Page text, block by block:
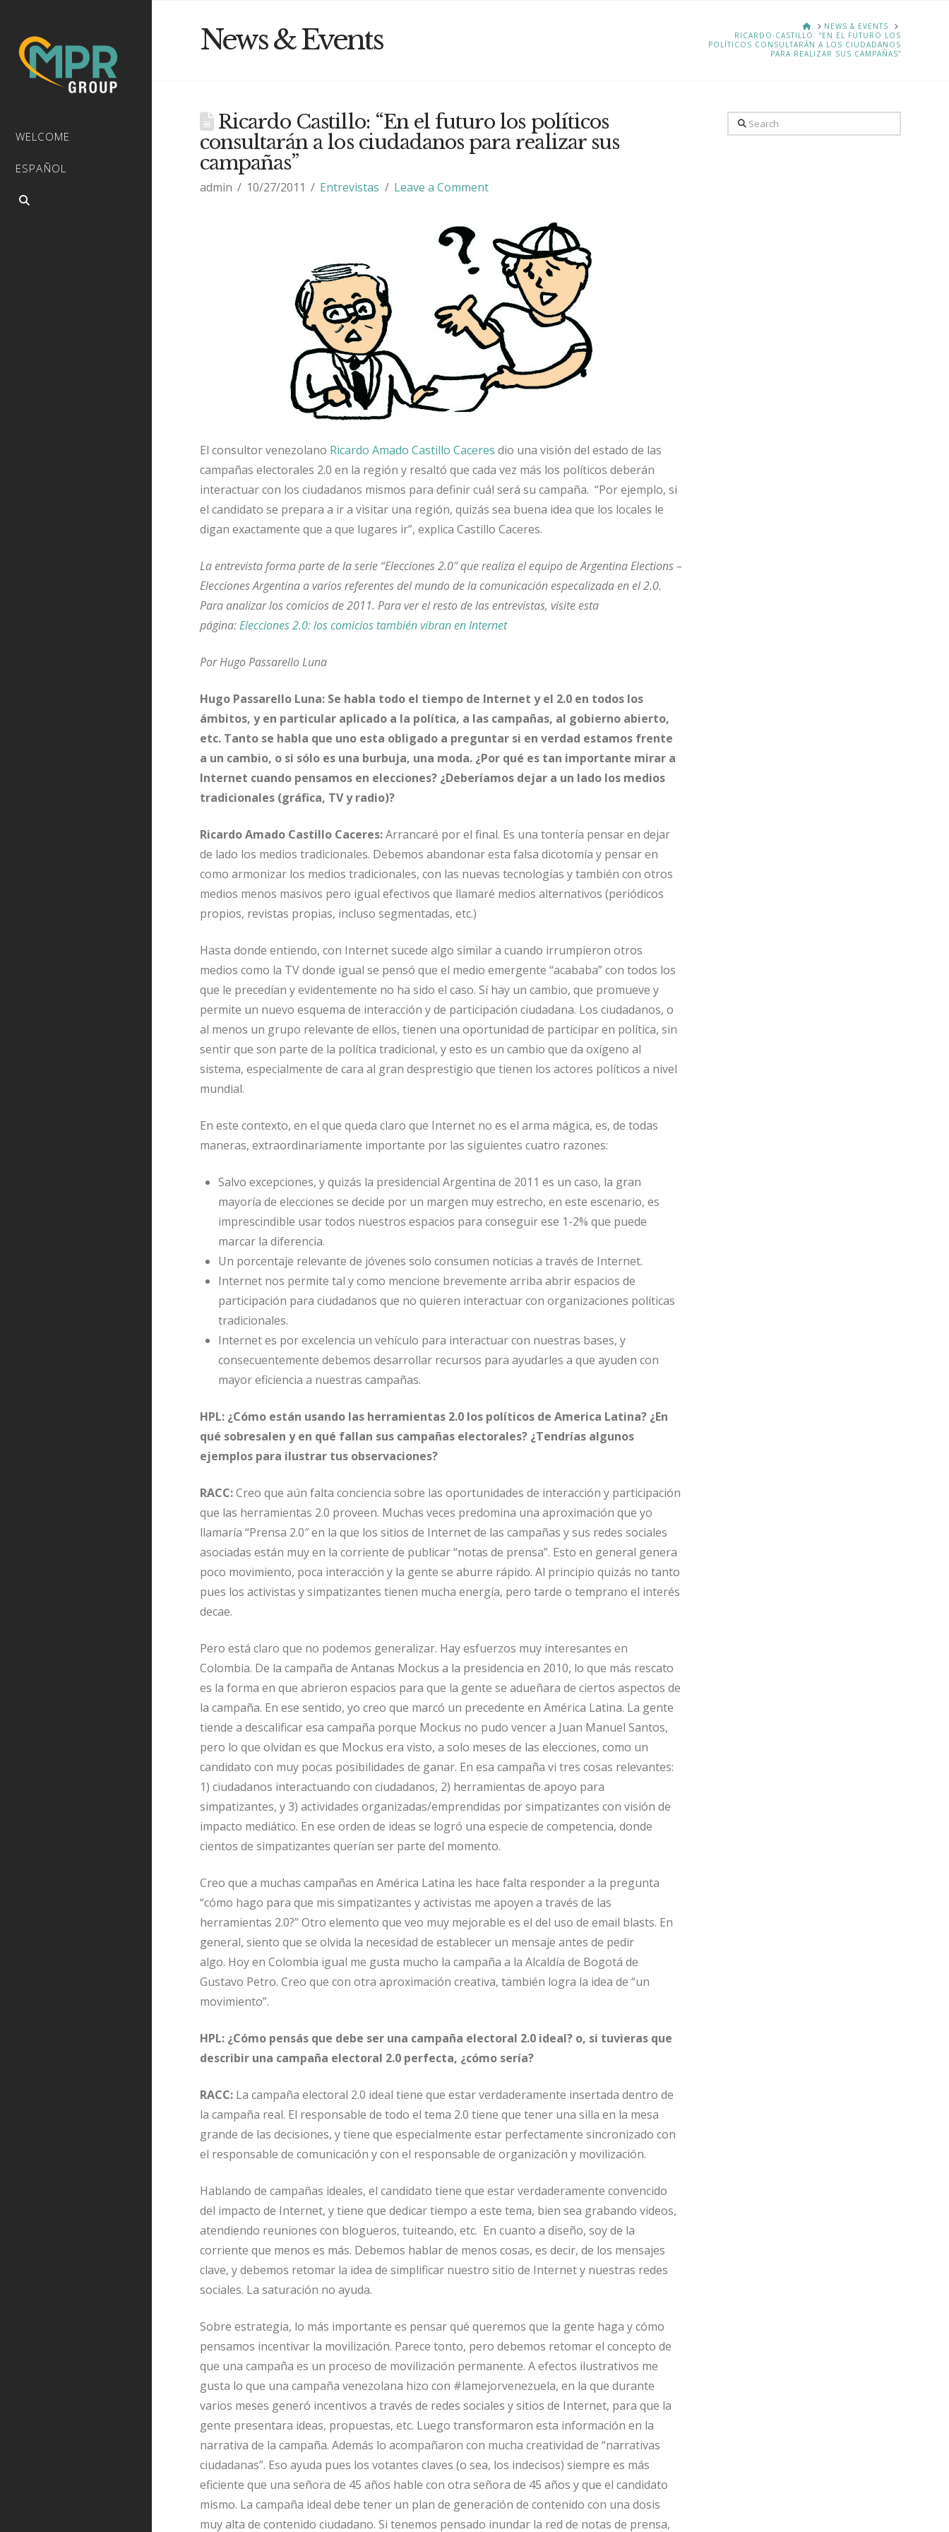
WELCOME
ESPAÑOL
News & Events HOMENEWS & EVENTS
RICARDO CASTILLO: “EN EL FUTURO LOS
POLÍTICOS CONSULTARÁN A LOS CIUDADANOS
PARA REALIZAR SUS CAMPAÑAS”
Ricardo Castillo: “En el futuro los políticos
consultarán a los ciudadanos para realizar sus
campañas”
admin 10/27/2011 Entrevistas Leave a Comment
El consultor venezolano Ricardo Amado Castillo Caceres dio una visión del estado de las
campañas electorales 2.0 en la región y resaltó que cada vez más los políticos deberán
interactuar con los ciudadanos mismos para definir cuál será su campaña. “Por ejemplo, si
el candidato se prepara a ir a visitar una región, quizás sea buena idea que los locales le
digan exactamente que a que lugares ir”, explica Castillo Caceres.
La entrevista forma parte de la serie “Elecciones 2.0″ que realiza el equipo de Argentina Elections –
Elecciones Argentina a varios referentes del mundo de la comunicación especalizada en el 2.0.
Para analizar los comicios de 2011. Para ver el resto de las entrevistas, visite esta
página:Elecciones 2.0: los comicios también vibran en Internet
Por Hugo Passarello Luna
Hugo Passarello Luna: Se habla todo el tiempo de Internet y el 2.0 en todos los
ámbitos, y en particular aplicado a la política, a las campañas, al gobierno abierto,
etc. Tanto se habla que uno esta obligado a preguntar si en verdad estamos frente
a un cambio, o si sólo es una burbuja, una moda. ¿Por qué es tan importante mirar a
Internet cuando pensamos en elecciones? ¿Deberíamos dejar a un lado los medios
tradicionales (gráfica, TV y radio)?
Ricardo Amado Castillo Caceres:Arrancaré por el final. Es una tontería pensar en dejar
de lado los medios tradicionales. Debemos abandonar esta falsa dicotomía y pensar en
como armonizar los medios tradicionales, con las nuevas tecnologías y también con otros
medios menos masivos pero igual efectivos que llamaré medios alternativos (periódicos
propios, revistas propias, incluso segmentadas, etc.)
Hasta donde entiendo, con Internet sucede algo similar a cuando irrumpieron otros
medios como la TV donde igual se pensó que el medio emergente “acababa” con todos los
que le precedían y evidentemente no ha sido el caso. Sí hay un cambio, que promueve y
permite un nuevo esquema de interacción y de participación ciudadana. Los ciudadanos, o
al menos un grupo relevante de ellos, tienen una oportunidad de participar en política, sin
sentir que son parte de la política tradicional, y esto es un cambio que da oxígeno al
sistema, especialmente de cara al gran desprestigio que tienen los actores políticos a nivel
mundial.
En este contexto, en el que queda claro que Internet no es el arma mágica, es, de todas
maneras, extraordinariamente importante por las siguientes cuatro razones:
Salvo excepciones, y quizás la presidencial Argentina de 2011 es un caso, la gran
mayoría de elecciones se decide por un margen muy estrecho, en este escenario, es
imprescindible usar todos nuestros espacios para conseguir ese 1-2% que puede
marcar la diferencia.
Un porcentaje relevante de jóvenes solo consumen noticias a través de Internet.
Internet nos permite tal y como mencione brevemente arriba abrir espacios de
participación para ciudadanos que no quieren interactuar con organizaciones políticas
tradicionales.
Internet es por excelencia un vehículo para interactuar con nuestras bases, y
consecuentemente debemos desarrollar recursos para ayudarles a que ayuden con
mayor eficiencia a nuestras campañas.
HPL: ¿Cómo están usando las herramientas 2.0 los políticos de America Latina? ¿En
qué sobresalen y en qué fallan sus campañas electorales? ¿Tendrías algunos
ejemplos para ilustrar tus observaciones?
RACC:Creo que aún falta conciencia sobre las oportunidades de interacción y participación
que las herramientas 2.0 proveen. Muchas veces predomina una aproximación que yo
llamaría “Prensa 2.0″ en la que los sitios de Internet de las campañas y sus redes sociales
asociadas están muy en la corriente de publicar “notas de prensa”. Esto en general genera
poco movimiento, poca interacción y la gente se aburre rápido. Al principio quizás no tanto
pues los activistas y simpatizantes tienen mucha energía, pero tarde o temprano el interés
decae.
Pero está claro que no podemos generalizar. Hay esfuerzos muy interesantes en
Colombia. De la campaña de Antanas Mockus a la presidencia en 2010, lo que más rescato
es la forma en que abrieron espacios para que la gente se adueñara de ciertos aspectos de
la campaña. En ese sentido, yo creo que marcó un precedente en América Latina. La gente
tiende a descalificar esa campaña porque Mockus no pudo vencer a Juan Manuel Santos,
pero lo que olvidan es que Mockus era visto, a solo meses de las elecciones, como un
candidato con muy pocas posibilidades de ganar. En esa campaña vi tres cosas relevantes:
1) ciudadanos interactuando con ciudadanos, 2) herramientas de apoyo para
simpatizantes, y 3) actividades organizadas/emprendidas por simpatizantes con visión de
impacto mediático. En ese orden de ideas se logró una especie de competencia, donde
cientos de simpatizantes querían ser parte del momento.
Creo que a muchas campañas en América Latina les hace falta responder a la pregunta
“cómo hago para que mis simpatizantes y activistas me apoyen a través de las
herramientas 2.0?” Otro elemento que veo muy mejorable es el del uso de email blasts. En
general, siento que se olvida la necesidad de establecer un mensaje antes de pedir
algo. Hoy en Colombia igual me gusta mucho la campaña a la Alcaldía de Bogotá de
Gustavo Petro. Creo que con otra aproximación creativa, también logra la idea de “un
movimiento”.
HPL: ¿Cómo pensás que debe ser una campaña electoral 2.0 ideal? o, si tuvieras que
describir una campaña electoral 2.0 perfecta, ¿cómo sería?
RACC:La campaña electoral 2.0 ideal tiene que estar verdaderamente insertada dentro de
la campaña real. El responsable de todo el tema 2.0 tiene que tener una silla en la mesa
grande de las decisiones, y tiene que especialmente estar perfectamente sincronizado con
el responsable de comunicación y con el responsable de organización y movilización.
Hablando de campañas ideales, el candidato tiene que estar verdaderamente convencido
del impacto de Internet, y tiene que dedicar tiempo a este tema, bien sea grabando videos,
atendiendo reuniones con blogueros, tuiteando, etc. En cuanto a diseño, soy de la
corriente que menos es más. Debemos hablar de menos cosas, es decir, de los mensajes
clave, y debemos retomar la idea de simplificar nuestro sitio de Internet y nuestras redes
sociales. La saturación no ayuda.
Sobre estrategia, lo más importante es pensar qué queremos que la gente haga y cómo
pensamos incentivar la movilización. Parece tonto, pero debemos retomar el concepto de
que una campaña es un proceso de movilización permanente. A efectos ilustrativos me
gusta lo que una campaña venezolana hizo con #lamejorvenezuela, en la que durante
varios meses generó incentivos a través de redes sociales y sitios de Internet, para que la
gente presentara ideas, propuestas, etc. Luego transformaron esta información en la
narrativa de la campaña. Además lo acompañaron con mucha creatividad de “narrativas
ciudadanas”. Eso ayuda pues los votantes claves (o sea, los indecisos) siempre es más
eficiente que una señora de 45 años hable con otra señora de 45 años y que el candidato
mismo. La campaña ideal debe tener un plan de generación de contenido con una dosis
muy alta de contenido ciudadano. Si tenemos pensado inundar la red de notas de prensa,
Search